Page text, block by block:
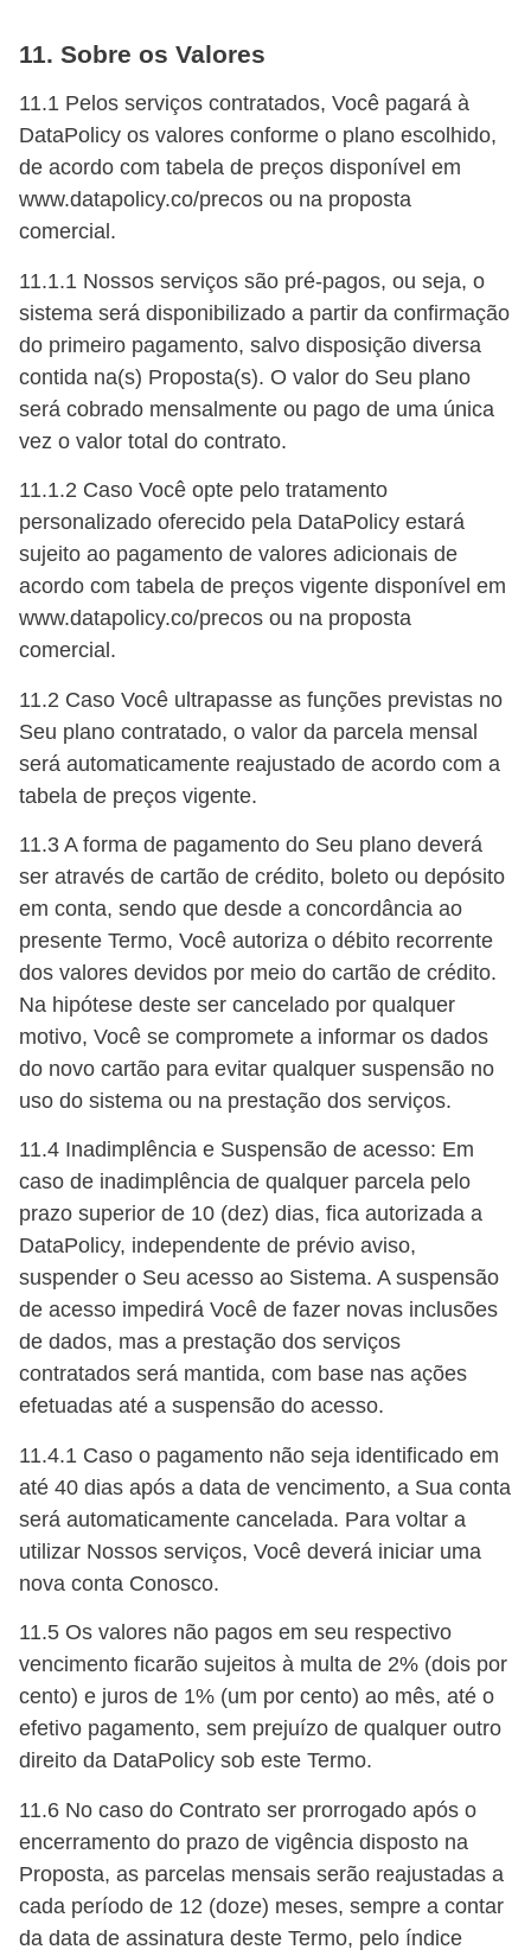
11. Sobre os Valores
11.1 Pelos serviços contratados, Você pagará à
DataPolicy os valores conforme o plano escolhido,
de acordo com tabela de preços disponível em
www.datapolicy.co/precos ou na proposta
comercial.
11.1.1 Nossos serviços são pré-pagos, ou seja, o
sistema será disponibilizado a partir da confirmação
do primeiro pagamento, salvo disposição diversa
contida na(s) Proposta(s). O valor do Seu plano
será cobrado mensalmente ou pago de uma única
vez o valor total do contrato.
11.1.2 Caso Você opte pelo tratamento
personalizado oferecido pela DataPolicy estará
sujeito ao pagamento de valores adicionais de
acordo com tabela de preços vigente disponível em
www.datapolicy.co/precos ou na proposta
comercial.
11.2 Caso Você ultrapasse as funções previstas no
Seu plano contratado, o valor da parcela mensal
será automaticamente reajustado de acordo com a
tabela de preços vigente.
11.3 A forma de pagamento do Seu plano deverá
ser através de cartão de crédito, boleto ou depósito
em conta, sendo que desde a concordância ao
presente Termo, Você autoriza o débito recorrente
dos valores devidos por meio do cartão de crédito.
Na hipótese deste ser cancelado por qualquer
motivo, Você se compromete a informar os dados
do novo cartão para evitar qualquer suspensão no
uso do sistema ou na prestação dos serviços.
11.4 Inadimplência e Suspensão de acesso: Em
caso de inadimplência de qualquer parcela pelo
prazo superior de 10 (dez) dias, fica autorizada a
DataPolicy, independente de prévio aviso,
suspender o Seu acesso ao Sistema. A suspensão
de acesso impedirá Você de fazer novas inclusões
de dados, mas a prestação dos serviços
contratados será mantida, com base nas ações
efetuadas até a suspensão do acesso.
11.4.1 Caso o pagamento não seja identificado em
até 40 dias após a data de vencimento, a Sua conta
será automaticamente cancelada. Para voltar a
utilizar Nossos serviços, Você deverá iniciar uma
nova conta Conosco.
11.5 Os valores não pagos em seu respectivo
vencimento ficarão sujeitos à multa de 2% (dois por
cento) e juros de 1% (um por cento) ao mês, até o
efetivo pagamento, sem prejuízo de qualquer outro
direito da DataPolicy sob este Termo.
11.6 No caso do Contrato ser prorrogado após o
encerramento do prazo de vigência disposto na
Proposta, as parcelas mensais serão reajustadas a
cada período de 12 (doze) meses, sempre a contar
da data de assinatura deste Termo, pelo índice